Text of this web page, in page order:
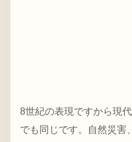
8世紀の表現ですから現
でも同じです。自然災害